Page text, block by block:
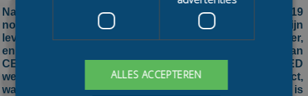
Na een coma van zeven weken is gistermiddag 19
november Gauke Nijholt overleden. Nijholt die in zijn
leven voor meerdere ploegen actief was als ploegleider,
en tevens bondscoach is geweest, was ploegleider van
CENNED. Tijdens het trainingsweekend van CENNED
werd de 73-jarige Nijholt getroffen door een herseninfarct,
waarna hij in coma raakte waar hij nu niet meer uit is
ALLES ACCEPTEREN